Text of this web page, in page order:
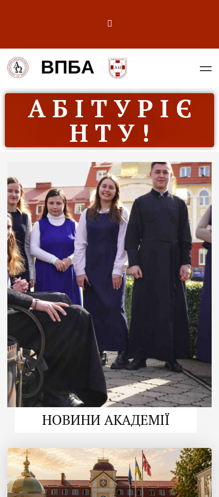
А Б І Т У Р І Є
Н Т У !
ДУХОВНО СИЛЬНІ!
ВПБА — спільнота, де
формується
покликання
Читати більше
НОВИНИ АКАДЕМІЇ